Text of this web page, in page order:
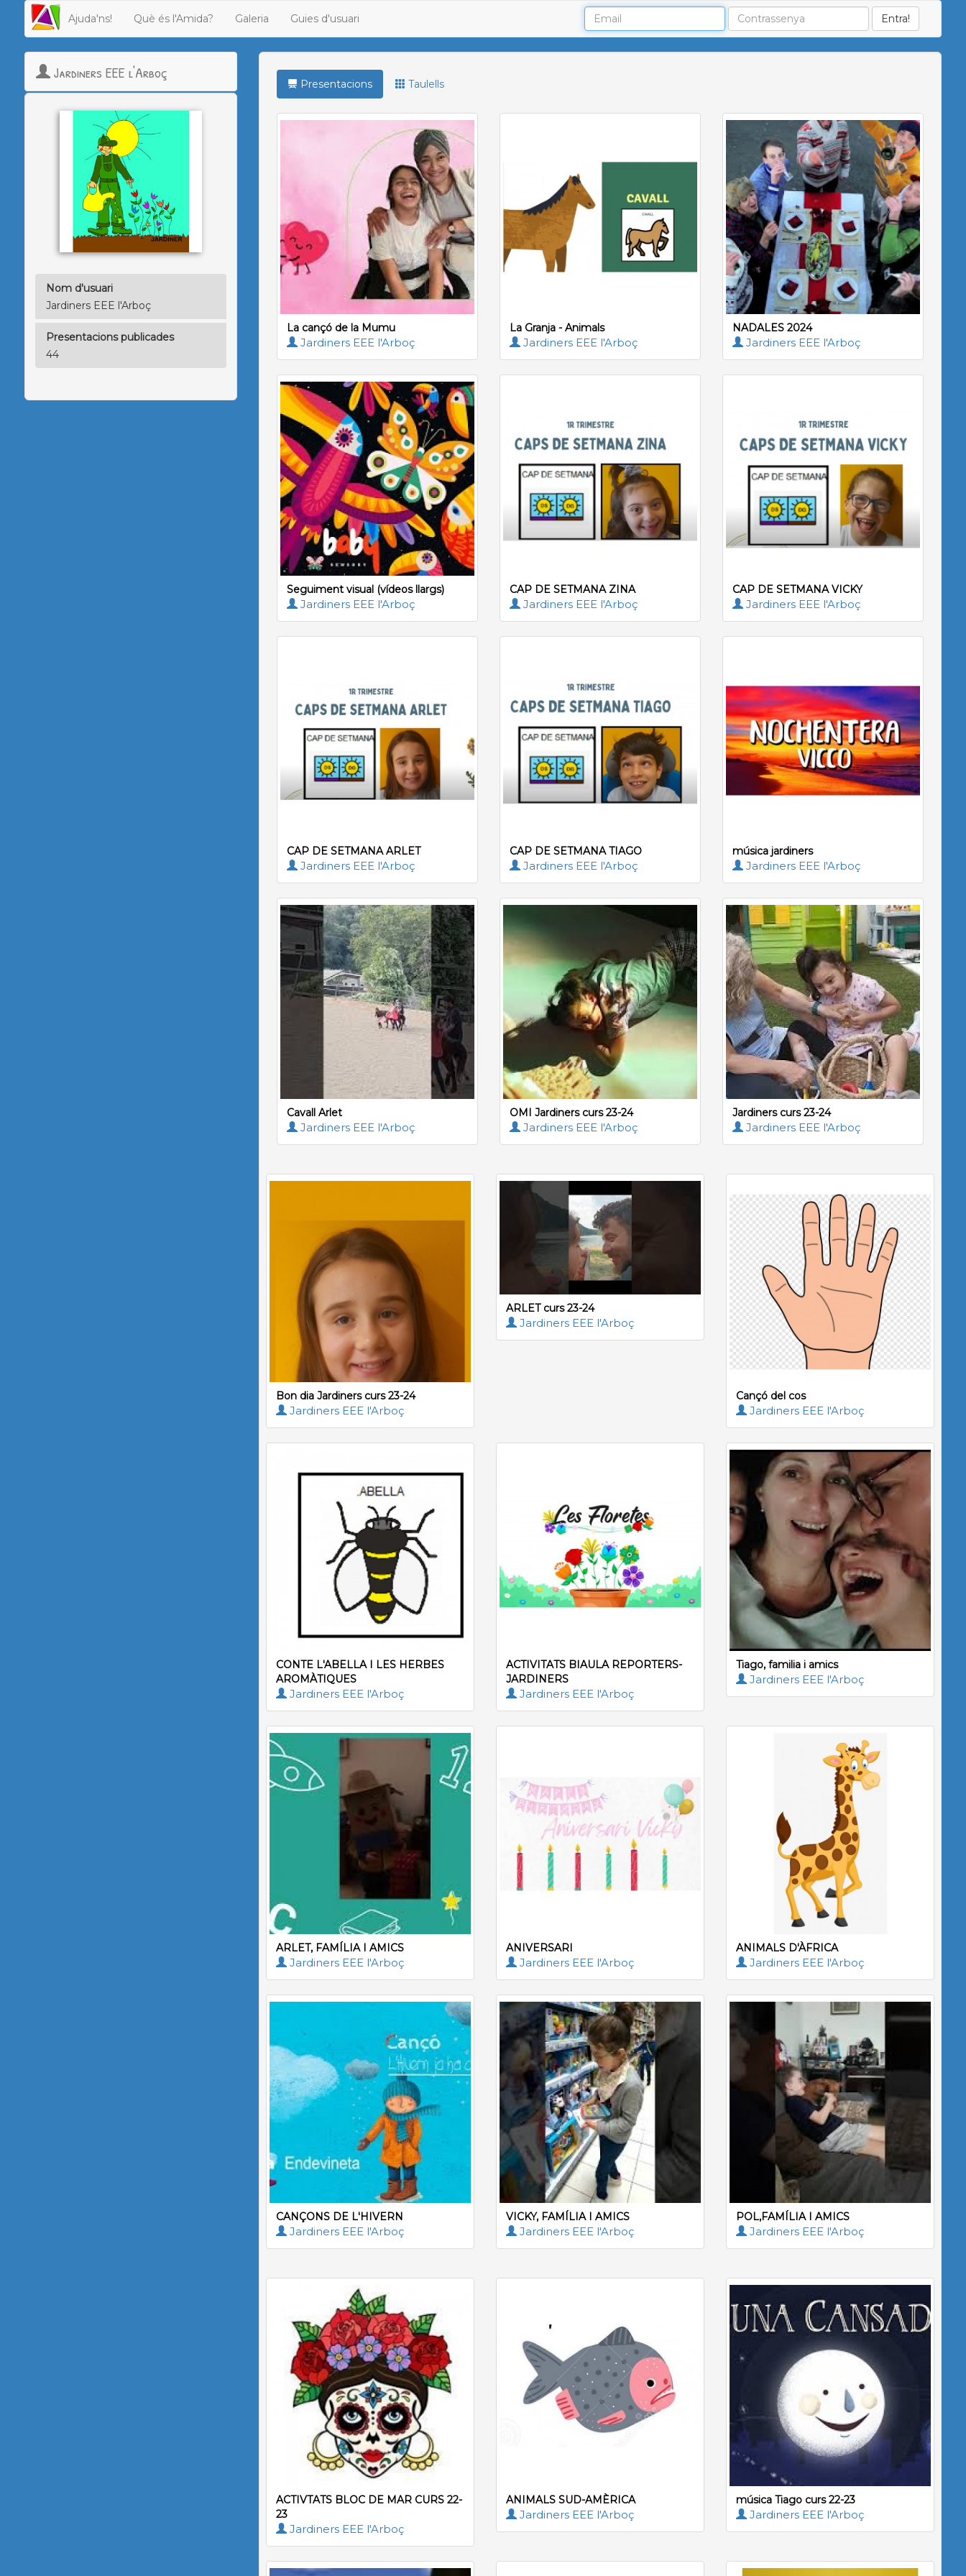
Ajuda'ns! Què és l'Amida? Galeria Guies d'usuari
Jardiners EEE l'Arboç
Nom d'usuari
Jardiners EEE l'Arboç
Presentacions publicades
44
Presentacions Taulells
La cançó de la Mumu
Jardiners EEE l'Arboç
La Granja - Animals
Jardiners EEE l'Arboç
NADALES 2024
Jardiners EEE l'Arboç
Seguiment visual (vídeos llargs)
Jardiners EEE l'Arboç
CAP DE SETMANA ZINA
Jardiners EEE l'Arboç
CAP DE SETMANA VICKY
Jardiners EEE l'Arboç
CAP DE SETMANA ARLET
Jardiners EEE l'Arboç
CAP DE SETMANA TIAGO
Jardiners EEE l'Arboç
música jardiners
Jardiners EEE l'Arboç
Cavall Arlet
Jardiners EEE l'Arboç
OMI Jardiners curs 23-24
Jardiners EEE l'Arboç
Jardiners curs 23-24
Jardiners EEE l'Arboç
Bon dia Jardiners curs 23-24
Jardiners EEE l'Arboç
ARLET curs 23-24
Jardiners EEE l'Arboç
Cançó del cos
Jardiners EEE l'Arboç
CONTE L'ABELLA I LES HERBES
AROMÀTIQUES
Jardiners EEE l'Arboç
ACTIVITATS BIAULA REPORTERS-
JARDINERS
Jardiners EEE l'Arboç
Tiago, familia i amics
Jardiners EEE l'Arboç
ARLET, FAMÍLIA I AMICS
Jardiners EEE l'Arboç
ANIVERSARI
Jardiners EEE l'Arboç
ANIMALS D'ÀFRICA
Jardiners EEE l'Arboç
CANÇONS DE L'HIVERN
Jardiners EEE l'Arboç
VICKY, FAMÍLIA I AMICS
Jardiners EEE l'Arboç
POL,FAMÍLIA I AMICS
Jardiners EEE l'Arboç
ACTIVTATS BLOC DE MAR CURS 22-
23
Jardiners EEE l'Arboç
ANIMALS SUD-AMÈRICA
Jardiners EEE l'Arboç
música Tiago curs 22-23
Jardiners EEE l'Arboç